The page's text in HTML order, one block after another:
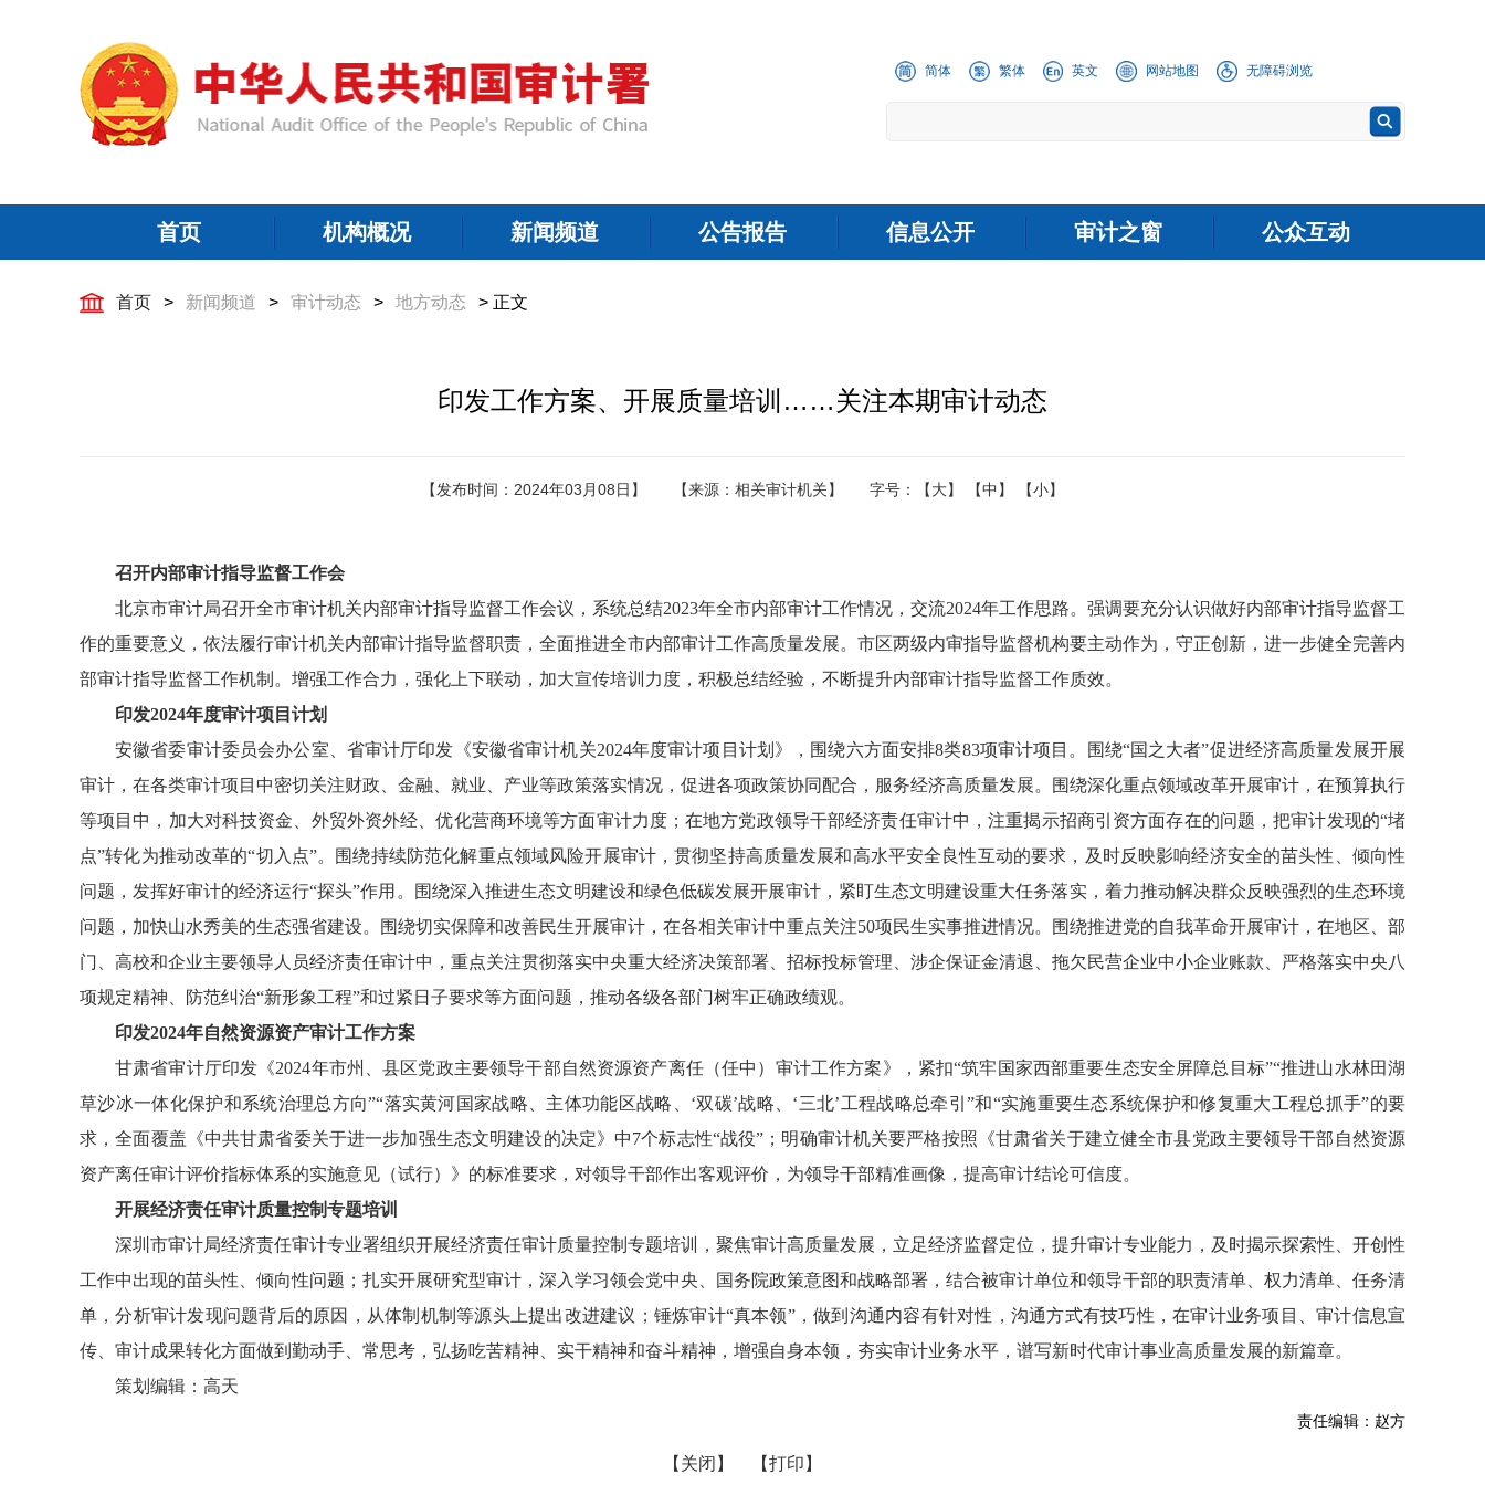
简体 繁体 英文 网站地图 无障碍浏览
首页 机构概况 新闻频道 公告报告 信息公开 审计之窗 公众互动
首页 > 新闻频道 > 审计动态 > 地方动态 > 正文
印发工作方案、开展质量培训……关注本期审计动态
【发布时间：2024年03月08日】 【来源：相关审计机关】 字号： 【大】 【中】 【小】
召开内部审计指导监督工作会
北京市审计局召开全市审计机关内部审计指导监督工作会议，系统总结2023年全市内部审计工作情况，交流2024年工作思路。强调要充分认识做好内部审计指导监督工
作的重要意义，依法履行审计机关内部审计指导监督职责，全面推进全市内部审计工作高质量发展。市区两级内审指导监督机构要主动作为，守正创新，进一步健全完善内
部审计指导监督工作机制。增强工作合力，强化上下联动，加大宣传培训力度，积极总结经验，不断提升内部审计指导监督工作质效。
印发2024年度审计项目计划
安徽省委审计委员会办公室、省审计厅印发《安徽省审计机关2024年度审计项目计划》，围绕六方面安排8类83项审计项目。围绕“国之大者”促进经济高质量发展开展
审计，在各类审计项目中密切关注财政、金融、就业、产业等政策落实情况，促进各项政策协同配合，服务经济高质量发展。围绕深化重点领域改革开展审计，在预算执行
等项目中，加大对科技资金、外贸外资外经、优化营商环境等方面审计力度；在地方党政领导干部经济责任审计中，注重揭示招商引资方面存在的问题，把审计发现的“堵
点”转化为推动改革的“切入点”。围绕持续防范化解重点领域风险开展审计，贯彻坚持高质量发展和高水平安全良性互动的要求，及时反映影响经济安全的苗头性、倾向性
问题，发挥好审计的经济运行“探头”作用。围绕深入推进生态文明建设和绿色低碳发展开展审计，紧盯生态文明建设重大任务落实，着力推动解决群众反映强烈的生态环境
问题，加快山水秀美的生态强省建设。围绕切实保障和改善民生开展审计，在各相关审计中重点关注50项民生实事推进情况。围绕推进党的自我革命开展审计，在地区、部
门、高校和企业主要领导人员经济责任审计中，重点关注贯彻落实中央重大经济决策部署、招标投标管理、涉企保证金清退、拖欠民营企业中小企业账款、严格落实中央八
项规定精神、防范纠治“新形象工程”和过紧日子要求等方面问题，推动各级各部门树牢正确政绩观。
印发2024年自然资源资产审计工作方案
甘肃省审计厅印发《2024年市州、县区党政主要领导干部自然资源资产离任（任中）审计工作方案》，紧扣“筑牢国家西部重要生态安全屏障总目标”“推进山水林田湖
草沙冰一体化保护和系统治理总方向”“落实黄河国家战略、主体功能区战略、‘双碳’战略、‘三北’工程战略总牵引”和“实施重要生态系统保护和修复重大工程总抓手”的要
求，全面覆盖《中共甘肃省委关于进一步加强生态文明建设的决定》中7个标志性“战役”；明确审计机关要严格按照《甘肃省关于建立健全市县党政主要领导干部自然资源
资产离任审计评价指标体系的实施意见（试行）》的标准要求，对领导干部作出客观评价，为领导干部精准画像，提高审计结论可信度。
开展经济责任审计质量控制专题培训
深圳市审计局经济责任审计专业署组织开展经济责任审计质量控制专题培训，聚焦审计高质量发展，立足经济监督定位，提升审计专业能力，及时揭示探索性、开创性
工作中出现的苗头性、倾向性问题；扎实开展研究型审计，深入学习领会党中央、国务院政策意图和战略部署，结合被审计单位和领导干部的职责清单、权力清单、任务清
单，分析审计发现问题背后的原因，从体制机制等源头上提出改进建议；锤炼审计“真本领”，做到沟通内容有针对性，沟通方式有技巧性，在审计业务项目、审计信息宣
传、审计成果转化方面做到勤动手、常思考，弘扬吃苦精神、实干精神和奋斗精神，增强自身本领，夯实审计业务水平，谱写新时代审计事业高质量发展的新篇章。
策划编辑：高天
责任编辑：赵方
【关闭】 【打印】